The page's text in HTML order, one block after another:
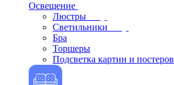
Освещение
Люстры
Светильники
Бра
Торшеры
Подсветка картин и постеров